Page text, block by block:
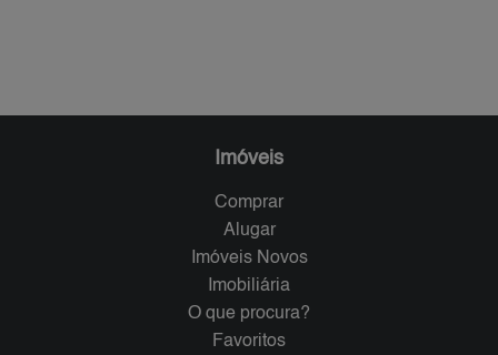
Imóveis
Comprar
Alugar
Imóveis Novos
Imobiliária
O que procura?
Favoritos